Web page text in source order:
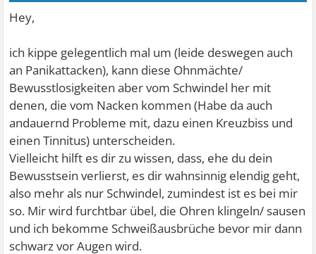
Hey,
ich kippe gelegentlich mal um (leide deswegen auch
an Panikattacken), kann diese Ohnmächte/
Bewusstlosigkeiten aber vom Schwindel her mit
denen, die vom Nacken kommen (Habe da auch
andauernd Probleme mit, dazu einen Kreuzbiss und
einen Tinnitus) unterscheiden.
Vielleicht hilft es dir zu wissen, dass, ehe du dein
Bewusstsein verlierst, es dir wahnsinnig elendig geht,
also mehr als nur Schwindel, zumindest ist es bei mir
so. Mir wird furchtbar übel, die Ohren klingeln/ sausen
und ich bekomme Schweißausbrüche bevor mir dann
schwarz vor Augen wird.